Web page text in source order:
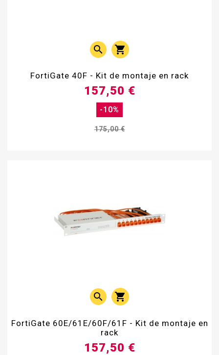
 
FortiGate 40F - Kit de montaje en rack
175,00 €
-10%
157,50 €
 
FortiGate 60E/61E/60F/61F - Kit de montaje en
rack
157,50 €